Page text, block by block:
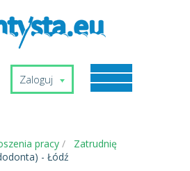
Zaloguj
pracy
Zatrudnię
- Łódź